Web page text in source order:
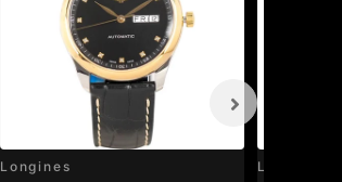
Longines Longines